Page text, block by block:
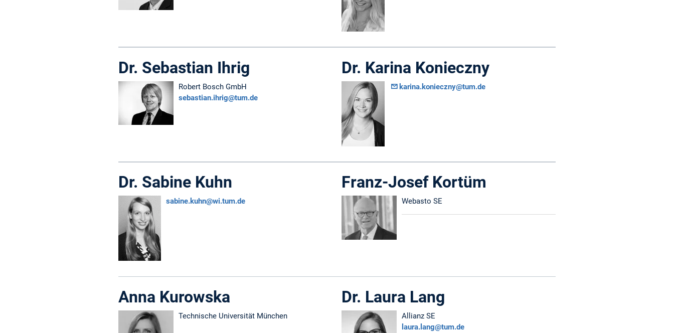
Dr. Sebastian Ihrig
Robert Bosch GmbH
sebastian.ihrig@tum.de
Dr. Karina Konieczny
karina.konieczny@tum.de
Dr. Sabine Kuhn
sabine.kuhn@wi.tum.de
Franz-Josef Kortüm
Webasto SE
Anna Kurowska
Technische Universität München
Dr. Laura Lang
Allianz SE
laura.lang@tum.de